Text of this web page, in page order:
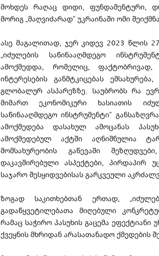
მოხდეს რაღაც დიდი, ფუნდამენტური,
მორიგ „მაღვიძარად“ უკრაინაში ომი
ასე მაგალითად, ჯერ კიდევ 2023 წლის
„იძულების საწინააღმდეგო
ამოქმედდა, რომელიც, ფაქტობრივად,
ინტერესების განმტკიცებას
გლობალურ ასპარეზზე. საუბრობს რა
მიმართ ეკონომიკური ხასიათის
საწინააღმდეგო ინსტრუმენტი“
ამოქმედება დასახულ ამოცანას
ამოქმედებულ აქტში აღნიშნულია
მომსახურეობის გაწევაში
დაკავშირებული ასპექტები, პირდაპირ
საჯარო შესყიდვებისას გარკვეული
ზოგად საკითხებთან ერთად,
გადაწყვეტილებათა მიღებული
რამაც საჭირო პასუხის გაცემა ეფექტიანი
ქვეყნის მხრიდან არასათანადო ქმედების